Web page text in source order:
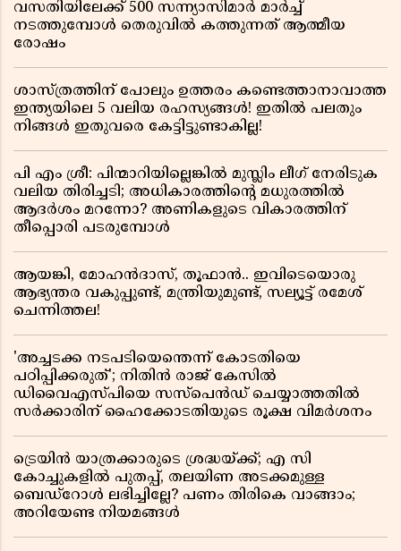
വസതിയിലേക്ക് 500 സന്ന്യാസിമാർ മാർച്ച്
നടത്തുമ്പോൾ തെരുവിൽ കത്തുന്നത് ആത്മീയ
രോഷം
ശാസ്ത്രത്തിന് പോലും ഉത്തരം കണ്ടെത്താനാവാത്ത
ഇന്ത്യയിലെ 5 വലിയ രഹസ്യങ്ങൾ! ഇതിൽ പലതും
നിങ്ങൾ ഇതുവരെ കേട്ടിട്ടുണ്ടാകില്ല!
പി എം ശ്രീ: പിന്മാറിയില്ലെങ്കിൽ മുസ്ലിം ലീഗ് നേരിടുക
വലിയ തിരിച്ചടി; അധികാരത്തിന്റെ മധുരത്തിൽ
ആദർശം മറന്നോ? അണികളുടെ വികാരത്തിന്
തീപ്പൊരി പടരുമ്പോൾ
ആയങ്കി, മോഹൻദാസ്, തൂഫാൻ.. ഇവിടെയൊരു
ആഭ്യന്തര വകുപ്പുണ്ട്, മന്ത്രിയുമുണ്ട്, സല്യൂട്ട് രമേശ്‌
ചെന്നിത്തല!
'അച്ചടക്ക നടപടിയെന്തെന്ന് കോടതിയെ
പഠിപ്പിക്കരുത്'; നിതിൻ രാജ് കേസിൽ
ഡിവൈഎസ്പിയെ സസ്പെൻഡ് ചെയ്യാത്തതിൽ
സർക്കാരിന് ഹൈക്കോടതിയുടെ രൂക്ഷ വിമർശനം
ട്രെയിൻ യാത്രക്കാരുടെ ശ്രദ്ധയ്ക്ക്; എ സി
കോച്ചുകളിൽ പുതപ്പ്, തലയിണ അടക്കമുള്ള
ബെഡ്റോൾ ലഭിച്ചില്ലേ? പണം തിരികെ വാങ്ങാം;
അറിയേണ്ട നിയമങ്ങൾ